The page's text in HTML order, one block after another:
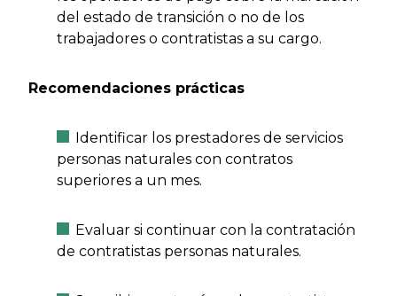
del estado de transición o no de los
trabajadores o contratistas a su cargo.
Recomendaciones prácticas
Identificar los prestadores de servicios
personas naturales con contratos
superiores a un mes.
Evaluar si continuar con la contratación
de contratistas personas naturales.